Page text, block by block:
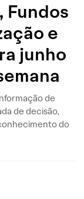
Fundos
e
junho
de
de decisão,
do